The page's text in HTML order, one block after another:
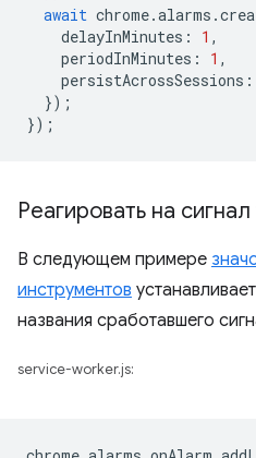
await chrome.alarms .
delayInMinutes : 1 ,
periodInMinutes : 1 ,
persistAcrossSessions :
});
});
Реагировать на
В следующем примере
инструментов
названия сработавшего
service-worker.js: